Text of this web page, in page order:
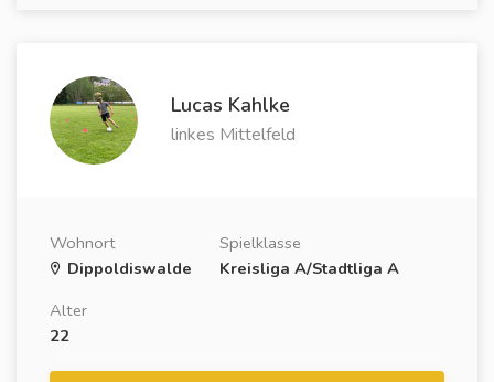
Lucas Kahlke
linkes Mittelfeld
Wohnort
Dippoldiswalde
Spielklasse
Kreisliga A/Stadtliga A
Alter
22